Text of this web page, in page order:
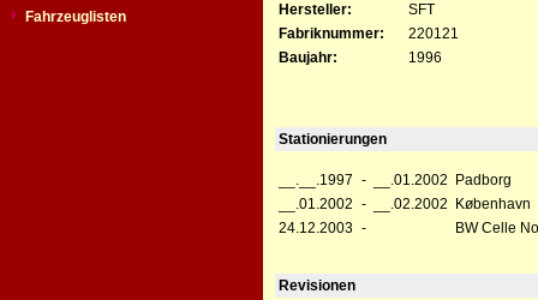
Fahrzeuglisten
Hersteller:
SFT
Fabriknummer:
220121
Baujahr:
1996
Stationierungen
__.__.1997 - __.01.2002
Padborg
__.01.2002 - __.02.2002
København
24.12.2003 - BW Celle
Revisionen